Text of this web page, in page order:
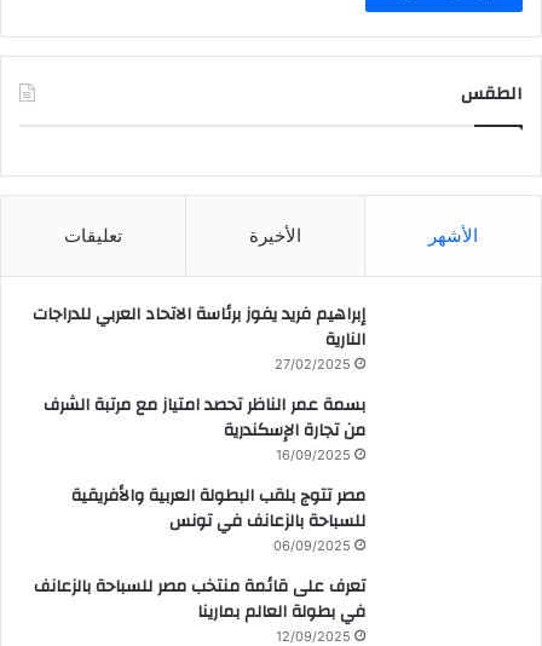
الطقس
الأشهر الأخيرة تعليقات
إبراهيم فريد يفوز برئاسة الاتحاد العربي للدراجات
النارية
27/02/2025
بسمة عمر الناظر تحصد امتياز مع مرتبة الشرف
من تجارة الإسكندرية
16/09/2025
مصر تتوج بلقب البطولة العربية والأفريقية
للسباحة بالزعانف في تونس
06/09/2025
تعرف على قائمة منتخب مصر للسباحة بالزعانف
في بطولة العالم بمارينا
12/09/2025